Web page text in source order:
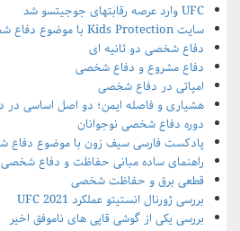
UFC وارد عرصه رقابتهای جوجیتسو شد
سایت Kids Protection با موضوع دفاع شخصی کودکان راه اندازی شد
دفاع شخصی دو ثانیه ای
دفاع مشروع و دفاع شخصی
امپاتی در دفاع شخصی
هشیاری و فاصله ایمن؛ دو اصل اساسی
دوره دفاع شخصی نوجوانان
پادکست فارسی سیف زون با موضوع
راهنمای ساده مبانی حفاظت و دفاع شخصی
قطعی برق و حفاظت شخصی
بررسی ژورنال انستیتو عملکرد UFC 2021
بررسی یکی از گوشی قاپی های ناموفق اخیر